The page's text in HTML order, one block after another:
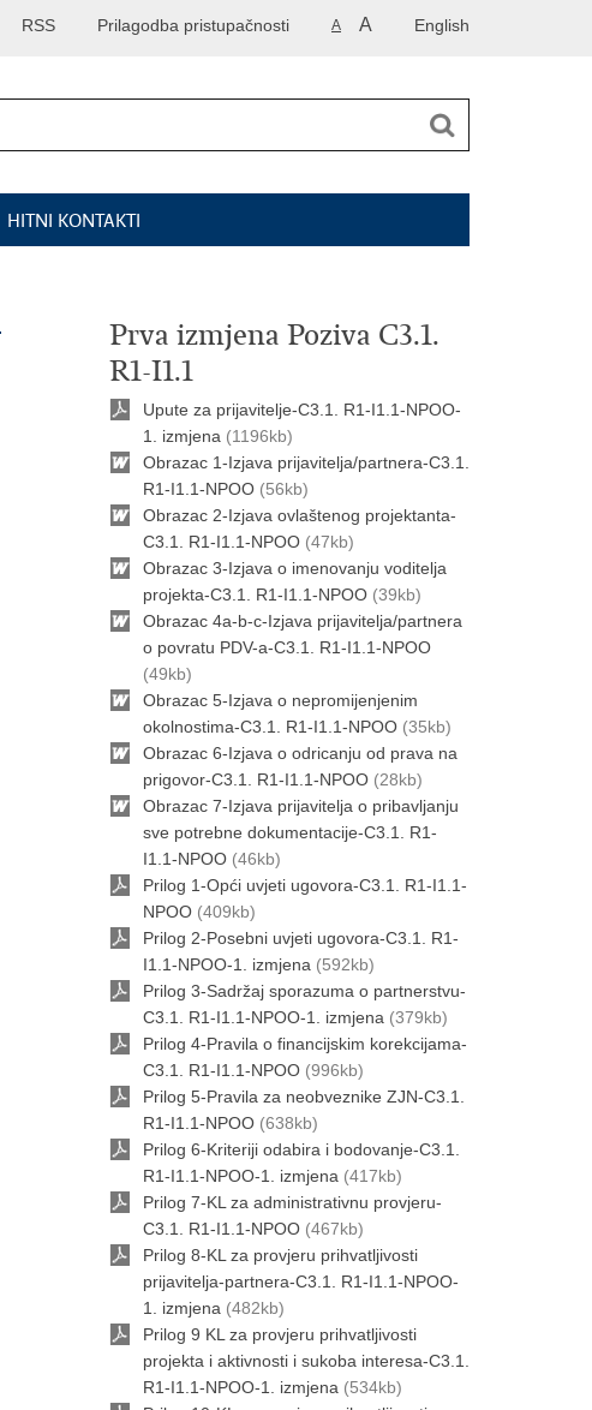
English
A A
Prilagodba pristupačnosti
RSS
HITNI KONTAKTI
Prva izmjena Poziva C3.1.
R1-I1.1
Upute za prijavitelje-C3.1. R1-I1.1-NPOO-
1. izmjena (1196kb)
Obrazac 1-Izjava prijavitelja/partnera-C3.1.
R1-I1.1-NPOO (56kb)
Obrazac 2-Izjava ovlaštenog projektanta-
C3.1. R1-I1.1-NPOO (47kb)
Obrazac 3-Izjava o imenovanju voditelja
projekta-C3.1. R1-I1.1-NPOO (39kb)
Obrazac 4a-b-c-Izjava prijavitelja/partnera
o povratu PDV-a-C3.1. R1-I1.1-NPOO
(49kb)
Obrazac 5-Izjava o nepromijenjenim
okolnostima-C3.1. R1-I1.1-NPOO (35kb)
Obrazac 6-Izjava o odricanju od prava na
prigovor-C3.1. R1-I1.1-NPOO (28kb)
Obrazac 7-Izjava prijavitelja o pribavljanju
sve potrebne dokumentacije-C3.1. R1-
I1.1-NPOO (46kb)
Prilog 1-Opći uvjeti ugovora-C3.1. R1-I1.1-
NPOO (409kb)
Prilog 2-Posebni uvjeti ugovora-C3.1. R1-
I1.1-NPOO-1. izmjena (592kb)
Prilog 3-Sadržaj sporazuma o partnerstvu-
C3.1. R1-I1.1-NPOO-1. izmjena (379kb)
Prilog 4-Pravila o financijskim korekcijama-
C3.1. R1-I1.1-NPOO (996kb)
Prilog 5-Pravila za neobveznike ZJN-C3.1.
R1-I1.1-NPOO (638kb)
Prilog 6-Kriteriji odabira i bodovanje-C3.1.
R1-I1.1-NPOO-1. izmjena (417kb)
Prilog 7-KL za administrativnu provjeru-
C3.1. R1-I1.1-NPOO (467kb)
Prilog 8-KL za provjeru prihvatljivosti
prijavitelja-partnera-C3.1. R1-I1.1-NPOO-
1. izmjena (482kb)
Prilog 9 KL za provjeru prihvatljivosti
projekta i aktivnosti i sukoba interesa-C3.1.
R1-I1.1-NPOO-1. izmjena (534kb)